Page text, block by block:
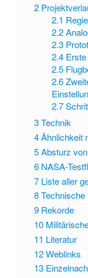
2
2.1
2.2
2.3
2.4
2.5
2.6
2.7
3Technik
4Ähnlichkeit
5Absturz
6 NASA-
7 Liste aller
8Technische
9 Rekorde
10
11 Literatur
12Weblinks
13